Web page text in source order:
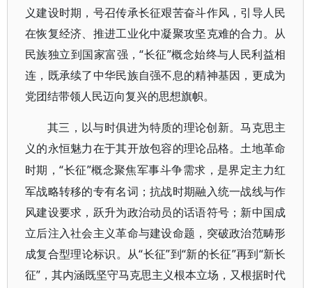
义建设时期，号召传承长征艰苦奋斗作风，引导人民
在恢复经济、推进工业化中凝聚攻坚克难的合力。从
民族独立到国家富强，“长征”概念始终与人民利益相
连，既承续了中华民族自强不息的精神基因，更成为
党团结带领人民迈向复兴的思想旗帜。
其三，以与时俱进为特质的理论创新。马克思主
义的永恒魅力在于其开放包容的理论品格。土地革命
时期，“长征”概念聚焦军事斗争需求，是界定主力红
军战略转移的专有名词；抗战时期融入统一战线与作
风建设要求，跃升为政治动员的话语符号；新中国成
立后注入社会主义革命与建设命题，突破政治范畴形
成复合型理论标识。从“长征”到“新的长征”再到“新长
征”，其内涵既坚守马克思主义根本立场，又根据时代